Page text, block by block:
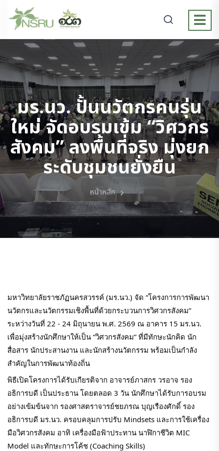
มร.นว. ปั้นนวัตกรคนรุ่น
ใหม่ จัดอบรมเข้ม “วิศวกร
สังคม” ลงพื้นที่จริง มุ่งยก
ระดับชุมชนยั่งยืน
หน้าหลัก
มหาวิทยาลัยราชภัฏนครสวรรค์ (มร.นว.) จัด “โครงการการพัฒนา
นวัตกรและนวัตกรรมเชิงพื้นที่ด้วยกระบวนการวิศวกรสังคม”
ระหว่างวันที่ 22 - 24 มิถุนายน พ.ศ. 2569 ณ อาคาร 15 มร.นว.
เพื่อมุ่งสร้างนักศึกษาให้เป็น “วิศวกรสังคม” ที่มีทักษะนักคิด นัก
สื่อสาร นักประสานงาน และนักสร้างนวัตกรรม พร้อมเป็นกำลัง
สำคัญในการพัฒนาท้องถิ่น
พิธีเปิดโครงการได้รับเกียรติจาก อาจารย์ภาสกร วรอาจ รอง
อธิการบดี เป็นประธาน โดยตลอด 3 วัน นักศึกษาได้รับการอบรม
อย่างเข้มข้นจาก รองศาสตราจารย์ชยภรณ บุญเรืองศักดิ์ รอง
อธิการบดี มร.นว. ครอบคลุมการปรับ Mindsets และการใช้เครื่อง
มือวิศวกรสังคม อาทิ เครื่องมือฟ้าประทาน นาฬิกาชีวิต MIC
Model และทักษะการโค้ช (Coaching Skills)